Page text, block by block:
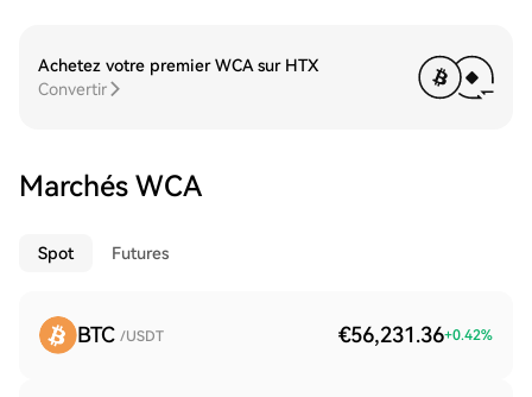
Achetez votre premier WCA sur HTX
Convertir
Marchés WCA
Spot Futures
BTC /USDT €56,231.36+0.42%